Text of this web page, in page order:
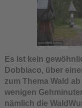
Es ist kein
Dobbiaco, über
zum Thema Wald
wenigen
nämlich die